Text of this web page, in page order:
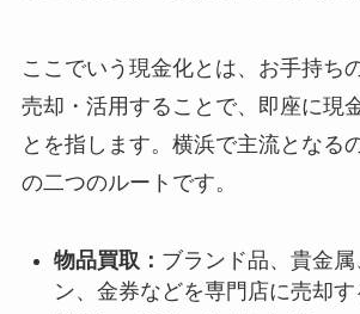
ここでいう現金化とは、お手持ち
売却・活用することで、即座に現
とを指します。横浜で主流となる
の二つのルートです。
物品買取： ブランド品、貴金
ン、金券などを専門店に売却す